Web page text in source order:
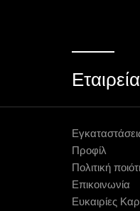
Εταιρεία
Προφίλ
Πολιτική
Επικοινωνία
Ευκαιρίες